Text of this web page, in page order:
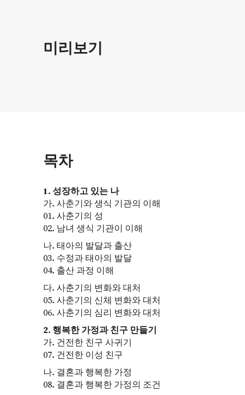
미리보기
목차
1. 성장하고 있는 나
가. 사춘기와 생식 기관의 이해
01. 사춘기의 성
02. 남녀 생식 기관이 이해
나. 태아의 발달과 출산
03. 수정과 태아의 발달
04. 출산 과정 이해
다. 사춘기의 변화와 대처
05. 사춘기의 신체 변화와 대처
06. 사춘기의 심리 변화와 대처
2. 행복한 가정과 친구 만들기
가. 건전한 친구 사귀기
07. 건전한 이성 친구
나. 결혼과 행복한 가정
08. 결혼과 행복한 가정의 조건